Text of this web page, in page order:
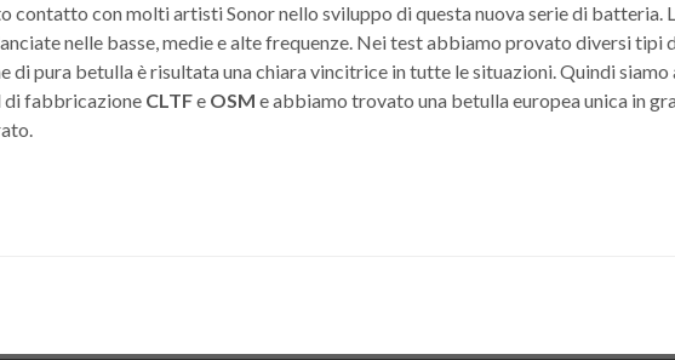
con molti artisti Sonor nello sviluppo di questa nuova serie di batteria.
nelle basse, medie e alte frequenze. Nei test abbiamo provato diversi
di pura betulla è risultata una chiara vincitrice in tutte le situazioni. Quindi
di fabbricazione CLTFe OSM e abbiamo trovato una betulla europea unica in